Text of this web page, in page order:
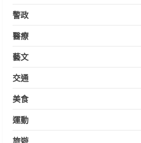
警政
醫療
藝文
交通
美食
運動
旅遊